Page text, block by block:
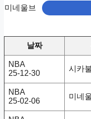
미네울브
날짜
NBA
25-12-30
시카
NBA
25-02-06
미네